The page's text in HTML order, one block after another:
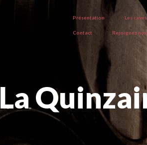
Présentation Les caves
Contact Rejoignez
La